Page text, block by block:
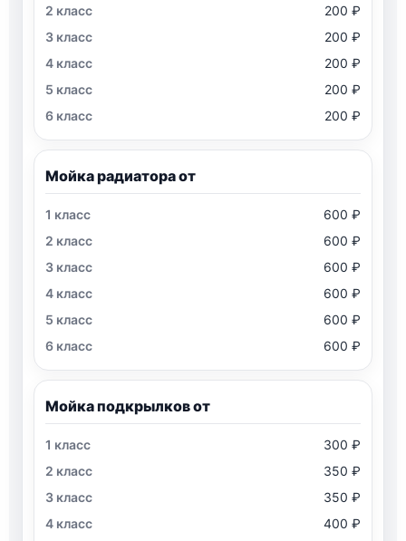
200 ₽
200 ₽
200 ₽
200 ₽
200 ₽
Мойка радиатора от
600 ₽
600 ₽
600 ₽
600 ₽
600 ₽
600 ₽
Мойка подкрылков от
300 ₽
350 ₽
350 ₽
400 ₽